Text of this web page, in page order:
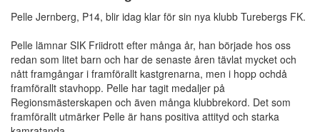
Pelle Jernberg, P14, blir idag klar för sin nya klubb Turebergs FK.
Pelle lämnar SIK Friidrott efter många år, han började hos oss
redan som litet barn och har de senaste åren tävlat mycket och
nått framgångar i framförallt kastgrenarna, men i hopp ochdå
framförallt stavhopp. Pelle har tagit medaljer på
Regionsmästerskapen och även många klubbrekord. Det som
framförallt utmärker Pelle är hans positiva attityd och starka